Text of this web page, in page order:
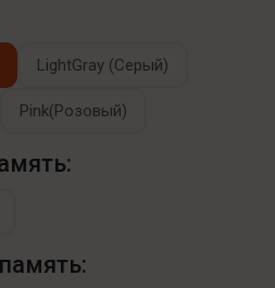
LightGray (Серый)
Pink(Розовый)